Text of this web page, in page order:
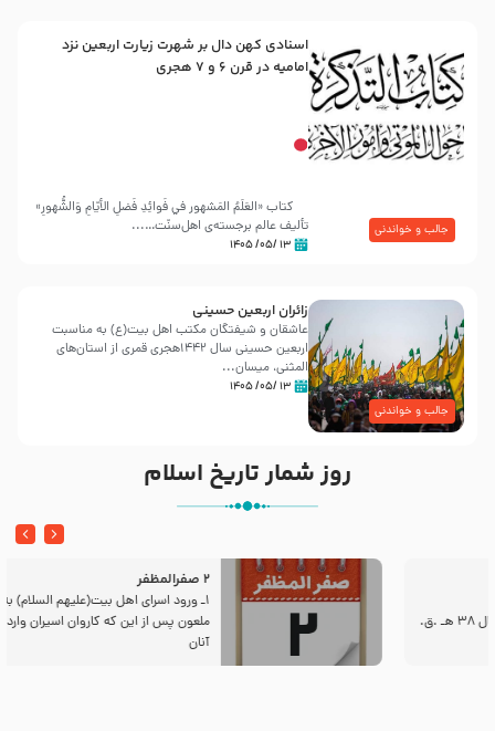
جالب و خواندنی
اسنادی کهن دال بر شهرت زیارت اربعین نزد
امامیه در قرن ۶ و ۷ هجری
کتاب «العَلَمُ المَشهور في فَوائِدِ فَضلِ الأيّامِ وَالشُّهورِ»
تألیف عالم برجسته‌ی اهل‌سنّت…...
۱۳ /۰۵/ ۱۴۰۵
جالب و خواندنی
زائران اربعین حسینی
عاشقان و شیفتگان مکتب اهل بیت(ع) به مناسبت
اربعین حسینی سال ۱۴۴۲هجری قمری از استان‌های
المثنی، میسان...
۱۳ /۰۵/ ۱۴۰۵
روز شمار تاریخ اسلام
2 صفرالمظفر
1ـ ورود اسراى اهل بیت‌(علیهم السلام) به مجلس یزید
ملعون پس از این كه كاروان اسیران وارد شام شدند،